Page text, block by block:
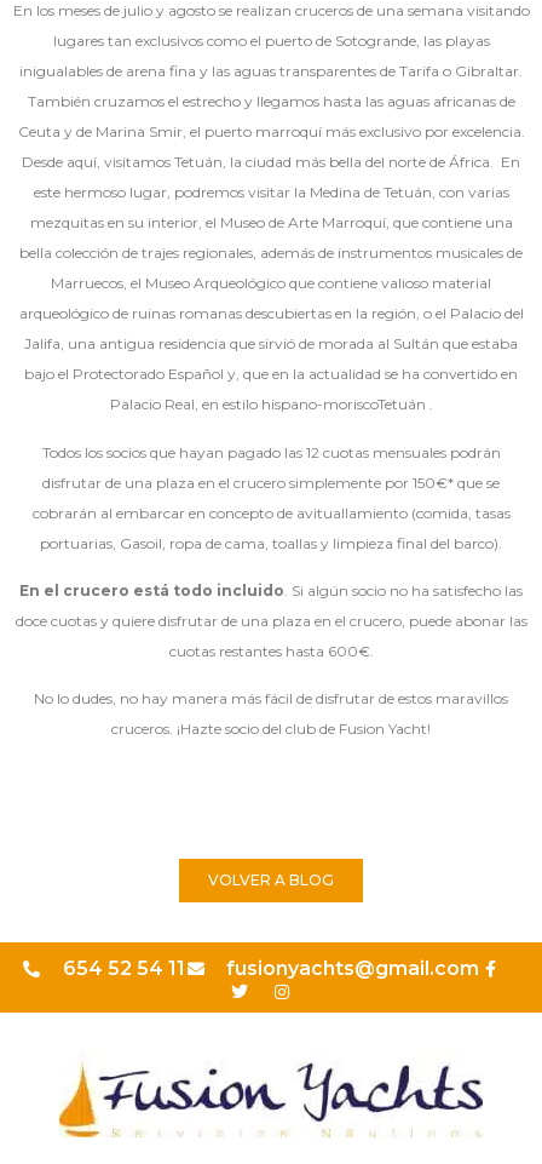
En los meses de julio y agosto se realizan cruceros de una semana visitando
lugares tan exclusivos como el puerto de Sotogrande, las playas
inigualables de arena fina y las aguas transparentes de Tarifa o Gibraltar.
También cruzamos el estrecho y llegamos hasta las aguas africanas de
Ceuta y de Marina Smir, el puerto marroquí más exclusivo por excelencia.
Desde aquí, visitamos Tetuán, la ciudad más bella del norte de África. En
este hermoso lugar, podremos visitar la Medina de Tetuán, con varias
mezquitas en su interior, el Museo de Arte Marroquí, que contiene una
bella colección de trajes regionales, además de instrumentos musicales de
Marruecos, el Museo Arqueológico que contiene valioso material
arqueológico de ruinas romanas descubiertas en la región, o el Palacio del
Jalifa, una antigua residencia que sirvió de morada al Sultán que estaba
bajo el Protectorado Español y, que en la actualidad se ha convertido en
Palacio Real, en estilo hispano-moriscoTetuán .
Todos los socios que hayan pagado las 12 cuotas mensuales podrán
disfrutar de una plaza en el crucero simplemente por 150€* que se
cobrarán al embarcar en concepto de avituallamiento (comida, tasas
portuarias, Gasoil, ropa de cama, toallas y limpieza final del barco).
En el crucero está todo incluido . Si algún socio no ha satisfecho las
doce cuotas y quiere disfrutar de una plaza en el crucero, puede abonar las
cuotas restantes hasta 600€.
No lo dudes, no hay manera más fácil de disfrutar de estos maravillos
cruceros. ¡Hazte socio del club de Fusion Yacht!
VOLVER A BLOG
654 52 54 11 fusionyachts@gmail.com